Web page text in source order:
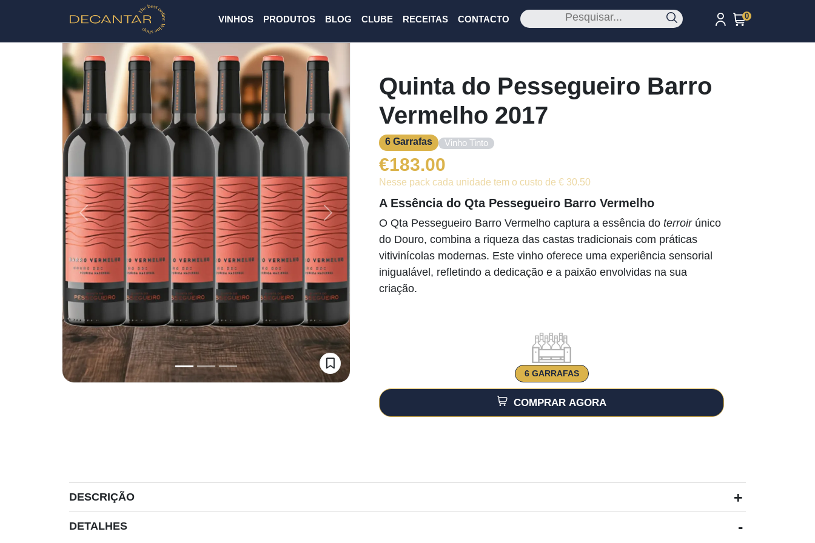
VINHOS PRODUTOS BLOG CLUBE RECEITAS CONTACTO 0
Previous Next
Quinta do Pessegueiro Barro
Vermelho 2017
6 Garrafas Vinho Tinto
€183.00
Nesse pack cada unidade tem o custo de € 30.50
A Essência do Qta Pessegueiro Barro Vermelho
O Qta Pessegueiro Barro Vermelho captura a essência do terroirúnico
do Douro, combina a riqueza das castas tradicionais com práticas
vitivinícolas modernas. Este vinho oferece uma experiência sensorial
inigualável, refletindo a dedicação e a paixão envolvidas na sua
criação.
6 GARRAFAS
COMPRAR AGORA
DESCRIÇÃO +
DETALHES -